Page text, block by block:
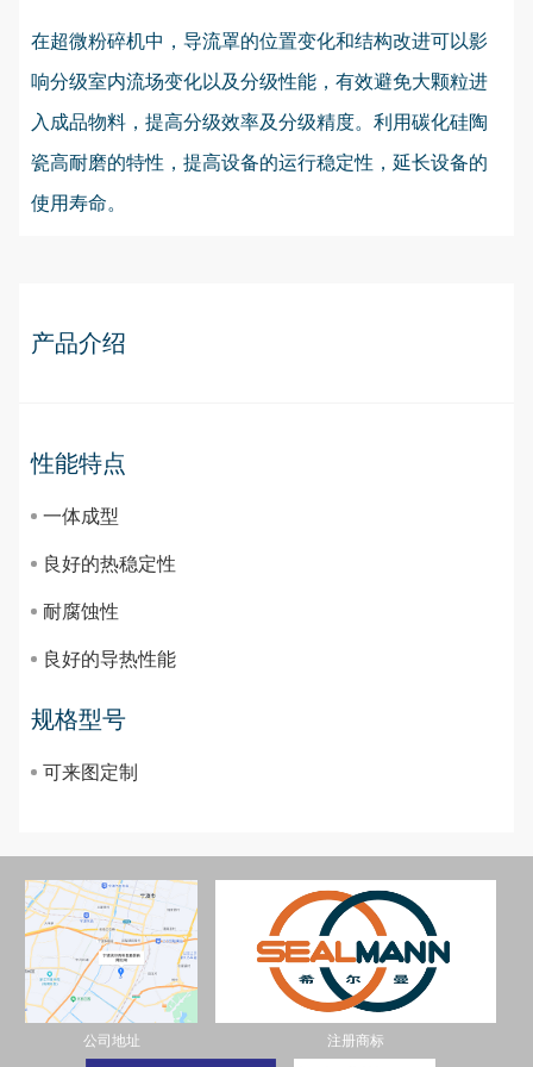
在超微粉碎机中，导流罩的位置变化和结构改进可以影
响分级室内流场变化以及分级性能，有效避免大颗粒进
入成品物料，提高分级效率及分级精度。利用碳化硅陶
瓷高耐磨的特性，提高设备的运行稳定性，延长设备的
使用寿命。
产品介绍
性能特点
一体成型
良好的热稳定性
耐腐蚀性
良好的导热性能
规格型号
可来图定制
公司地址 注册商标